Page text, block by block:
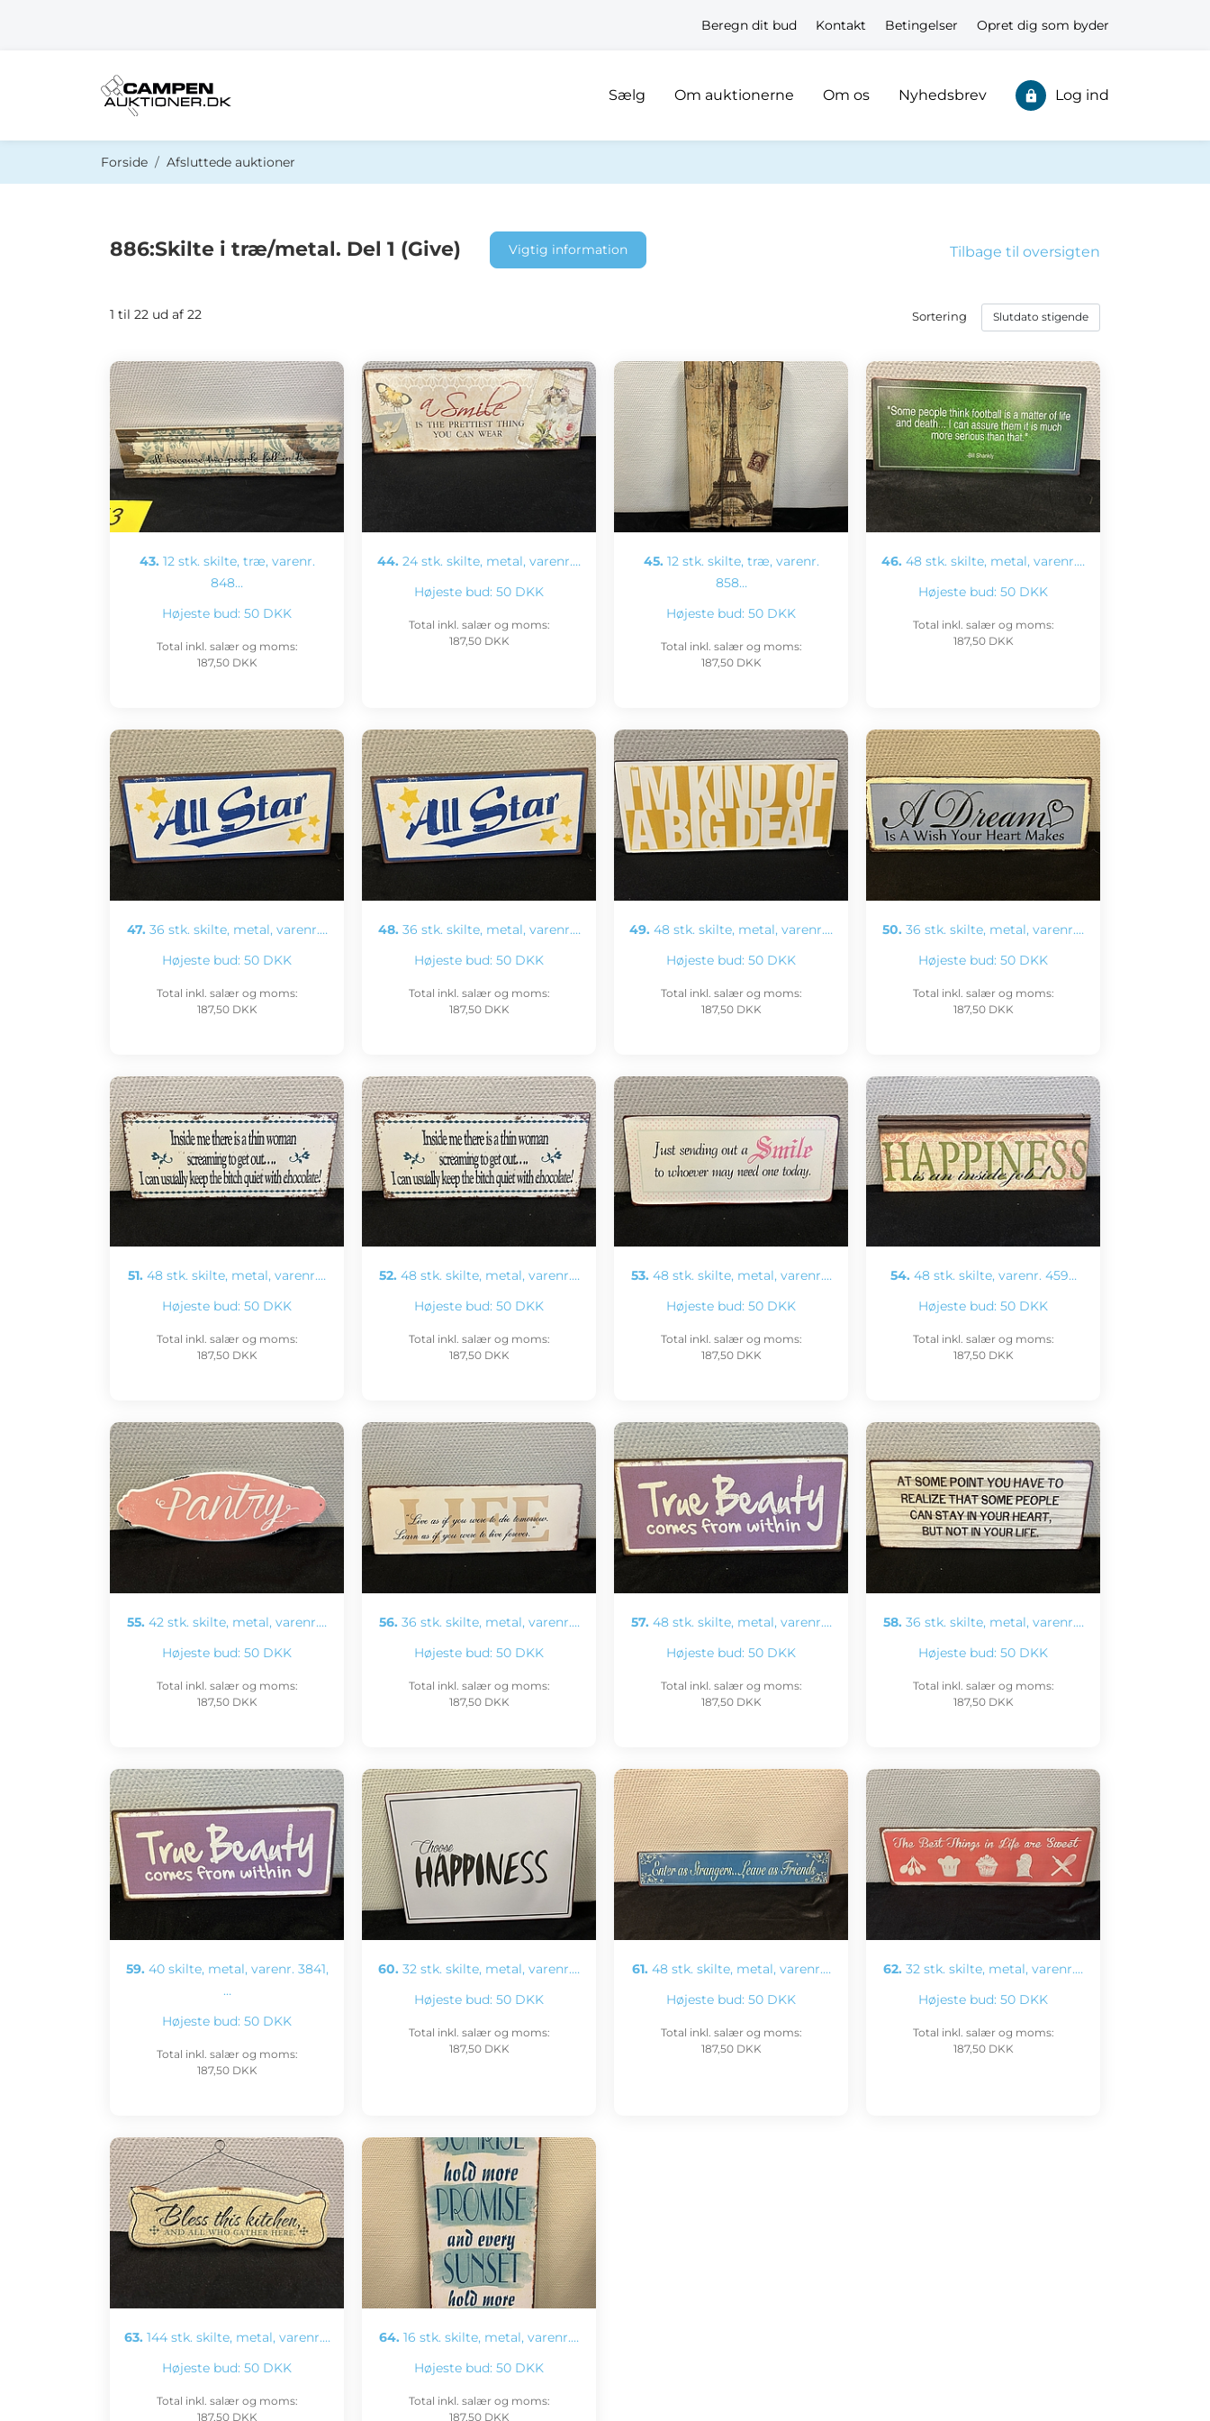
Beregn dit bud Kontakt Betingelser Opret dig som byder
Sælg Om auktionerne Om os Nyhedsbrev Log ind
Forside Afsluttede auktioner
Tilbage til oversigten
886:Skilte i træ/metal. Del 1 (Give) Vigtig information
1 til 22 ud af 22 Sortering
43. 12 stk. skilte, træ, varenr.
848…
Højeste bud: 50 DKK
Total inkl. salær og moms:
187,50 DKK
44. 24 stk. skilte, metal, varenr.…
Højeste bud: 50 DKK
Total inkl. salær og moms:
187,50 DKK
45. 12 stk. skilte, træ, varenr.
858…
Højeste bud: 50 DKK
Total inkl. salær og moms:
187,50 DKK
46. 48 stk. skilte, metal, varenr.…
Højeste bud: 50 DKK
Total inkl. salær og moms:
187,50 DKK
47. 36 stk. skilte, metal, varenr.…
Højeste bud: 50 DKK
Total inkl. salær og moms:
187,50 DKK
48. 36 stk. skilte, metal, varenr.…
Højeste bud: 50 DKK
Total inkl. salær og moms:
187,50 DKK
49. 48 stk. skilte, metal, varenr.…
Højeste bud: 50 DKK
Total inkl. salær og moms:
187,50 DKK
50. 36 stk. skilte, metal, varenr.…
Højeste bud: 50 DKK
Total inkl. salær og moms:
187,50 DKK
51. 48 stk. skilte, metal, varenr.…
Højeste bud: 50 DKK
Total inkl. salær og moms:
187,50 DKK
52. 48 stk. skilte, metal, varenr.…
Højeste bud: 50 DKK
Total inkl. salær og moms:
187,50 DKK
53. 48 stk. skilte, metal, varenr.…
Højeste bud: 50 DKK
Total inkl. salær og moms:
187,50 DKK
54. 48 stk. skilte, varenr. 459…
Højeste bud: 50 DKK
Total inkl. salær og moms:
187,50 DKK
55. 42 stk. skilte, metal, varenr.…
Højeste bud: 50 DKK
Total inkl. salær og moms:
187,50 DKK
56. 36 stk. skilte, metal, varenr.…
Højeste bud: 50 DKK
Total inkl. salær og moms:
187,50 DKK
57. 48 stk. skilte, metal, varenr.…
Højeste bud: 50 DKK
Total inkl. salær og moms:
187,50 DKK
58. 36 stk. skilte, metal, varenr.…
Højeste bud: 50 DKK
Total inkl. salær og moms:
187,50 DKK
59. 40 skilte, metal, varenr. 3841,
…
Højeste bud: 50 DKK
Total inkl. salær og moms:
187,50 DKK
60. 32 stk. skilte, metal, varenr.…
Højeste bud: 50 DKK
Total inkl. salær og moms:
187,50 DKK
61. 48 stk. skilte, metal, varenr.…
Højeste bud: 50 DKK
Total inkl. salær og moms:
187,50 DKK
62. 32 stk. skilte, metal, varenr.…
Højeste bud: 50 DKK
Total inkl. salær og moms:
187,50 DKK
63. 144 stk. skilte, metal, varenr.…
Højeste bud: 50 DKK
Total inkl. salær og moms:
187,50 DKK
64. 16 stk. skilte, metal, varenr.…
Højeste bud: 50 DKK
Total inkl. salær og moms:
187,50 DKK